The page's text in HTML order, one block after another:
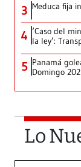
3 Meduca fija
4 ‘Caso del
la ley’:
5 Panamá
Domingo
Lo